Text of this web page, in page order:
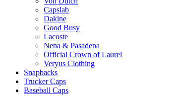
Capslab
Dakine
Good Busy
Lacoste
Nena & Pasadena
Official Crown of Laurel
Veryus Clothing
Snapbacks
Trucker Caps
Baseball Caps